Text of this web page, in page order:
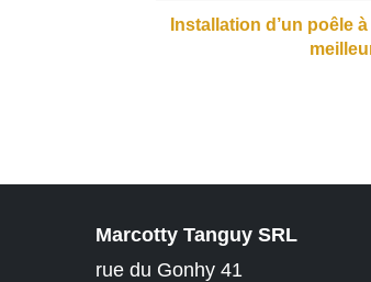
Installation d’un poêle
Marcotty Tanguy SRL
rue du Gonhy 41